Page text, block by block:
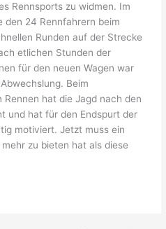
Rennsports zu widmen. Im
den 24 Rennfahrern beim
Runden auf der Strecke
etlichen Stunden der
für den neuen Wagen war
Beim
hat die Jagd nach den
und hat für den Endspurt der
motiviert. Jetzt muss ein
zu bieten hat als diese